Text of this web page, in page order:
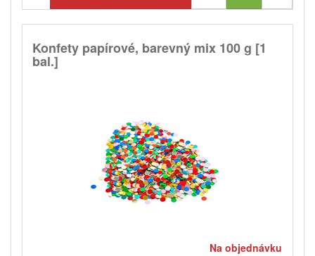
Konfety papírové, barevný mix 100 g [1
bal.]
Na objednávku